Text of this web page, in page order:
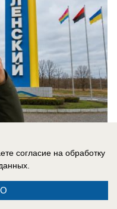
0
согласие на обработку